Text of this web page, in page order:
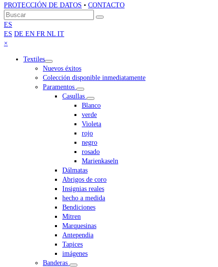
PROTECCIÓN DE DATOS • CONTACTO
Volver
arriba
Buscar
Enviar
ES
ES DE EN FR NL IT
×
menu
Textiles
Nuevos éxitos
Colección disponible inmediatamente
Paramentos
Casullas
Blanco
verde
Violeta
rojo
negro
rosado
Marienkaseln
Dálmatas
Abrigos de coro
Insignias reales
hecho a medida
Bendiciones
Mitren
Marquesinas
Antependia
Tapices
imágenes
Banderas